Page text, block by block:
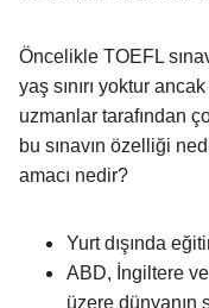
Öncelikle TOEFL
yaş sınırı yoktur
uzmanlar tarafından
bu sınavın özelliği
amacı nedir?
Yurt dışında
ABD, İngiltere
üzere dünyanın